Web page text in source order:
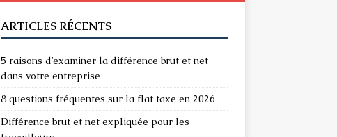
ARTICLES RÉCENTS
5 raisons d’examiner la différence brut et net
dans votre entreprise
8 questions fréquentes sur la flat taxe en 2026
Différence brut et net expliquée pour les